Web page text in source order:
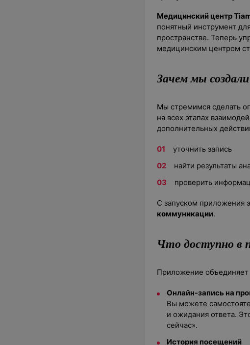
Медицинский центр
понятный инструмент
пространстве. Теперь
медицинским центром
Зачем мы
Мы стремимся сделать
на всех этапах
дополнительных
уточнить запись
найти результаты
проверить
С запуском приложения
коммуникации.
Что доступно в
Приложение
Онлайн-запись на
Вы можете
и ожидания ответа.
сейчас».
История посещений